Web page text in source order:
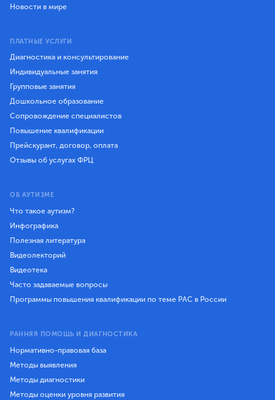
Новости в мире
ПЛАТНЫЕ УСЛУГИ
Диагностика и консультирование
Индивидуальные занятия
Групповые занятия
Дошкольное образование
Сопровождение специалистов
Повышение квалификации
Прейскурант, договор, оплата
Отзывы об услугах ФРЦ
ОБ АУТИЗМЕ
Что такое аутизм?
Инфографика
Полезная литература
Видеолекторий
Видеотека
Часто задаваемые вопросы
Программы повышения квалификации по теме РАС в России
РАННЯЯ ПОМОЩЬ И ДИАГНОСТИКА
Нормативно-правовая база
Методы выявления
Методы диагностики
Методы оценки уровня развития